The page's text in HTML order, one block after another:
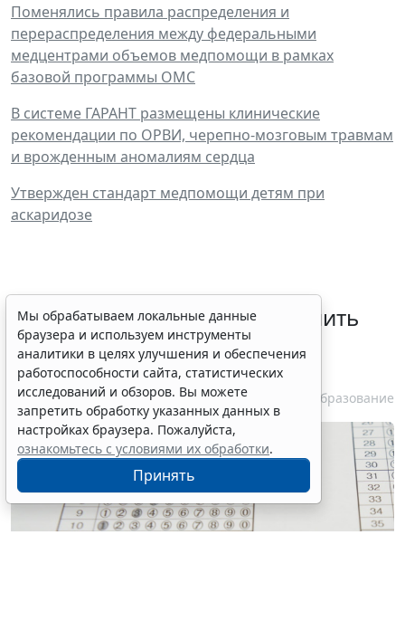
Поменялись правила распределения и
перераспределения между федеральными
медцентрами объемов медпомощи в рамках
базовой программы ОМС
В системе ГАРАНТ размещены клинические
рекомендации по ОРВИ, черепно-мозговым травмам
и врожденным аномалиям сердца
Утвержден стандарт медпомощи детям при
аскаридозе
В Госдуме предложили заменить
ЕГЭ аттестацией в форме
государственного экзамена
7 августа 2026 12:15 Образование
Мы обрабатываем локальные данные
браузера и используем инструменты
аналитики в целях улучшения и обеспечения
работоспособности сайта, статистических
исследований и обзоров. Вы можете
запретить обработку указанных данных в
настройках браузера. Пожалуйста,
ознакомьтесь с условиями их обработки.
Принять